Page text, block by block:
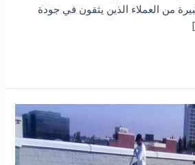
من العملاء الذين يثقون في جودة